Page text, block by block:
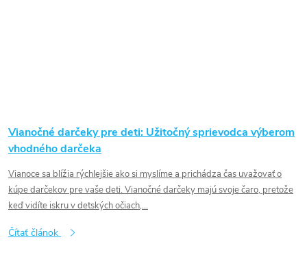
Vianočné darčeky pre deti: Užitočný sprievodca výberom
vhodného darčeka
Vianoce sa blížia rýchlejšie ako si myslíme a prichádza čas uvažovať o
kúpe darčekov pre vaše deti. Vianočné darčeky majú svoje čaro, pretože
keď vidíte iskru v detských očiach,...
Čítať článok